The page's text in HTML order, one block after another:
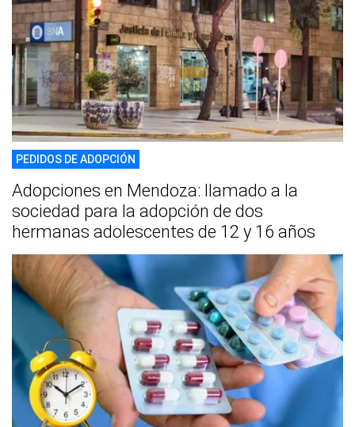
PEDIDOS DE ADOPCIÓN
Adopciones en Mendoza: llamado a la
sociedad para la adopción de dos
hermanas adolescentes de 12 y 16 años